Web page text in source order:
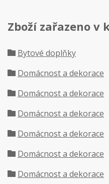
Zboží zařazeno v
Bytové doplňky
Domácnost a dekorace
Domácnost a dekorace
Domácnost a dekorace
Domácnost a dekorace
Domácnost a dekorace
Domácnost a dekorace